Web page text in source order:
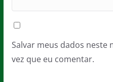
Salvar meus dados neste
vez que eu comentar.